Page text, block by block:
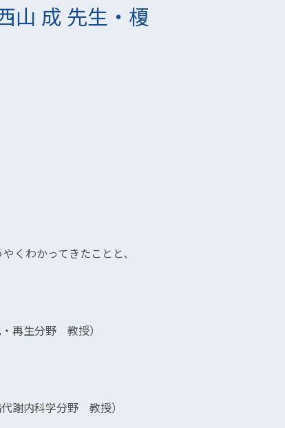
山 成 先生・榎
かってきたことと、
分野 教授）
科学分野 教授）